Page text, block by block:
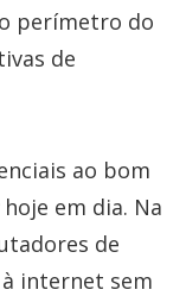
perímetro do
de
ao bom
hoje em dia. Na
de
internet sem